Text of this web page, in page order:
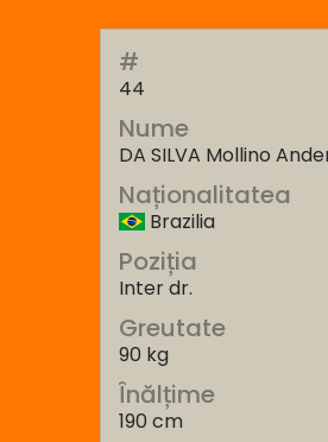
#
44
Nume
DA SILVA Mollino
Naționalitatea
Brazilia
Poziția
Inter dr.
Greutate
90 kg
Înălțime
190 cm